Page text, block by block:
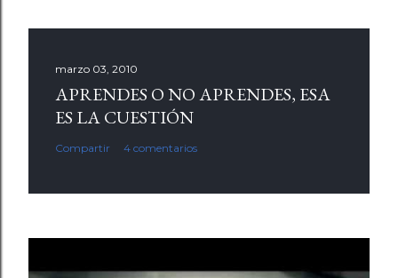
marzo 03, 2010
APRENDES O NO APRENDES, ESA
ES LA CUESTIÓN
Compartir 4 comentarios